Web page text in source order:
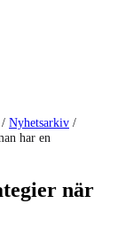
/ Nyhetsarkiv /
har en
när